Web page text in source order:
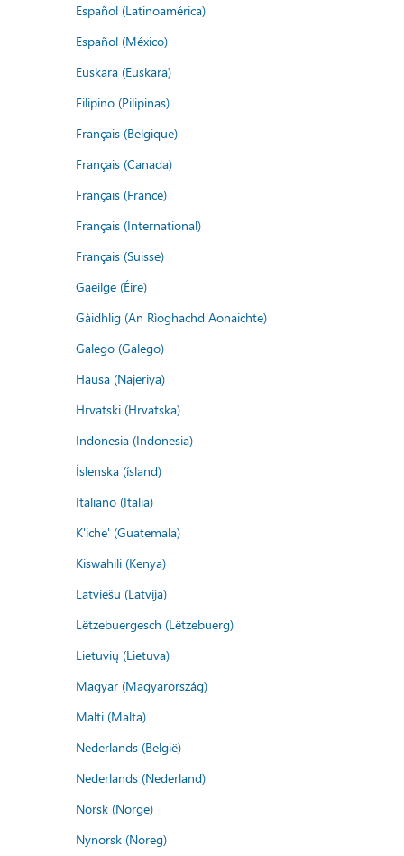
Español (Latinoamérica)
Español (México)
Euskara (Euskara)
Filipino (Pilipinas)
Français (Belgique)
Français (Canada)
Français (France)
Français (International)
Français (Suisse)
Gaeilge (Éire)
Gàidhlig (An Rìoghachd Aonaichte)
Galego (Galego)
Hausa (Najeriya)
Hrvatski (Hrvatska)
Indonesia (Indonesia)
Íslenska (ísland)
Italiano (Italia)
K'iche' (Guatemala)
Kiswahili (Kenya)
Latviešu (Latvija)
Lëtzebuergesch (Lëtzebuerg)
Lietuvių (Lietuva)
Magyar (Magyarország)
Malti (Malta)
Nederlands (België)
Nederlands (Nederland)
Norsk (Norge)
Nynorsk (Noreg)